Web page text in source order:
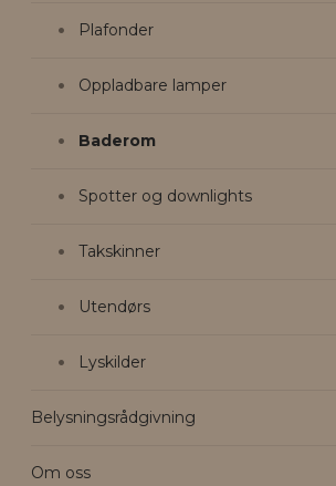
Plafonder
Oppladbare lamper
Baderom
Spotter og downlights
Takskinner
Utendørs
Lyskilder
Belysningsrådgivning
Om oss